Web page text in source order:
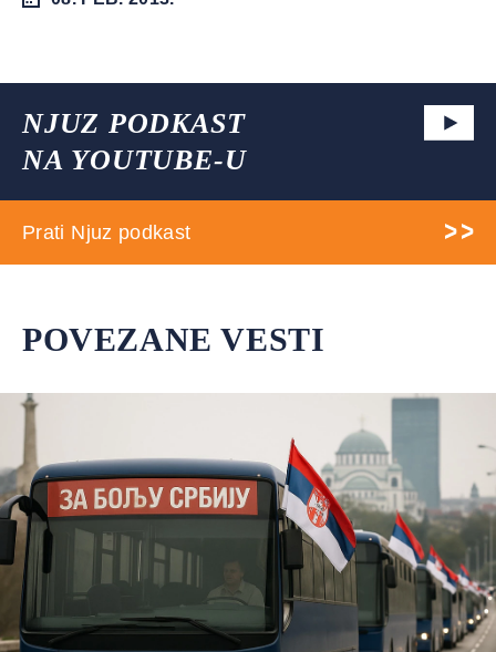
NJUZ PODKAST
NA YOUTUBE-U
Prati Njuz podkast
POVEZANE VESTI